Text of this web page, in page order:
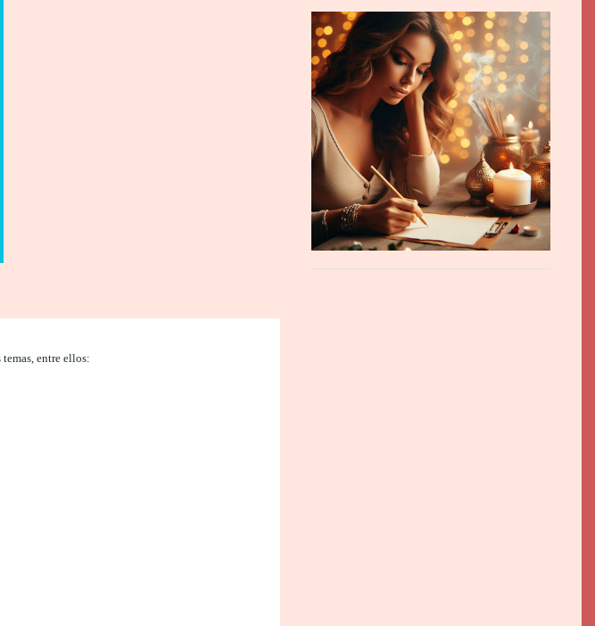
entre ellos: